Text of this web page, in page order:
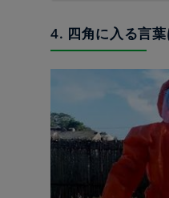
4. 四角に入る言葉